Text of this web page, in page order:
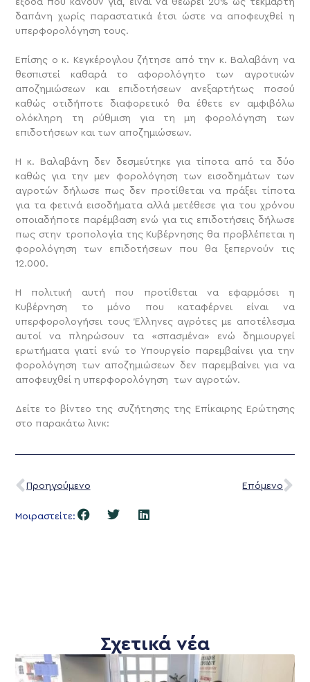
έξοδα που κάνουν για, είναι να θεωρεί 20% ως τεκμαρτή
δαπάνη χωρίς παραστατικά έτσι ώστε να αποφευχθεί η
υπερφορολόγηση τους.
Επίσης ο κ. Κεγκέρογλου ζήτησε από την κ. Βαλαβάνη να
θεσπιστεί καθαρά το αφορολόγητο των αγροτικών
αποζημιώσεων και επιδοτήσεων ανεξαρτήτως ποσού
καθώς οτιδήποτε διαφορετικό θα έθετε εν αμφιβόλω
ολόκληρη τη ρύθμιση για τη μη φορολόγηση των
επιδοτήσεων και των αποζημιώσεων.
Η κ. Βαλαβάνη δεν δεσμεύτηκε για τίποτα από τα δύο
καθώς για την μεν φορολόγηση των εισοδημάτων των
αγροτών δήλωσε πως δεν προτίθεται να πράξει τίποτα
για τα φετινά εισοδήματα αλλά μετέθεσε για του χρόνου
οποιαδήποτε παρέμβαση ενώ για τις επιδοτήσεις δήλωσε
πως στην τροπολογία της Κυβέρνησης θα προβλέπεται η
φορολόγηση των επιδοτήσεων που θα ξεπερνούν τις
12.000.
Η πολιτική αυτή που προτίθεται να εφαρμόσει η
Κυβέρνηση το μόνο που καταφέρνει είναι να
υπερφορολογήσει τους Έλληνες αγρότες με αποτέλεσμα
αυτοί να πληρώσουν τα «σπασμένα» ενώ δημιουργεί
ερωτήματα γιατί ενώ το Υπουργείο παρεμβαίνει για την
φορολόγηση των αποζημιώσεων δεν παρεμβαίνει για να
αποφευχθεί η υπερφορολόγηση των αγροτών.
Δείτε το βίντεο της συζήτησης της Επίκαιρης Ερώτησης
στο παρακάτω λινκ:
Προηγούμενο Επόμενο
Μοιραστείτε:
Σχετικά νέα